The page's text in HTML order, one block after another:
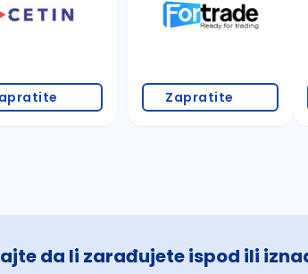
(koristite č, ć, š, đ, ž, dž)
grad
Zapratite
da li zarađujete ispod ili